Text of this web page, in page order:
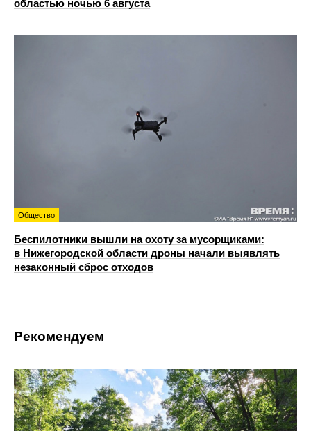
областью ночью 6 августа
Общество
Беспилотники вышли на охоту за мусорщиками:
в Нижегородской области дроны начали выявлять
незаконный сброс отходов
Рекомендуем